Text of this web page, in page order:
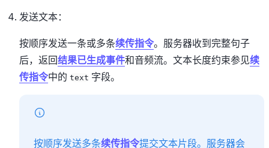
发送文本：
按顺序发送一条或多条续传指令。服务器收到完整句子
后，返回结果已生成事件和音频流。文本长度约束参见续
传指令中的 text 字段。
按顺序发送多条续传指令提交文本片段。服务器会